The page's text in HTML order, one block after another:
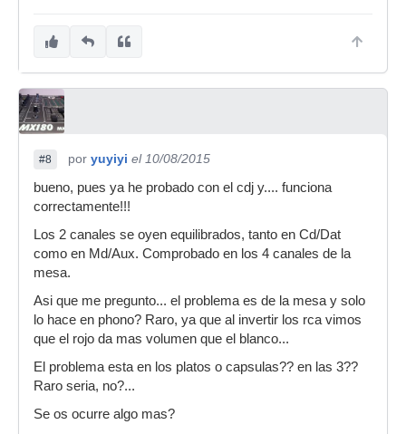
#8 por yuyiyi el 10/08/2015
bueno, pues ya he probado con el cdj y.... funciona
correctamente!!!
Los 2 canales se oyen equilibrados, tanto en Cd/Dat
como en Md/Aux. Comprobado en los 4 canales de la
mesa.
Asi que me pregunto... el problema es de la mesa y solo
lo hace en phono? Raro, ya que al invertir los rca vimos
que el rojo da mas volumen que el blanco...
El problema esta en los platos o capsulas?? en las 3??
Raro seria, no?...
Se os ocurre algo mas?